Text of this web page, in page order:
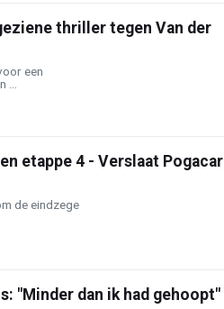
thriller tegen Van der
een
etappe 4 - Verslaat Pogacar
de eindzege
"Minder dan ik had gehoopt"